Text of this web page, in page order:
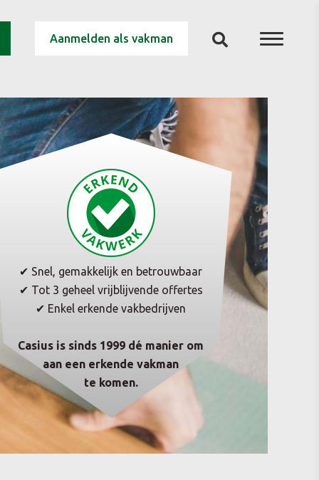
Aanmelden als vakman
✔ Snel, gemakkelijk en betrouwbaar
✔ Tot 3 geheel vrijblijvende offertes
✔ Enkel erkende vakbedrijven
Casius is sinds 1999 dé manier om
aan een erkende vakman
te komen.